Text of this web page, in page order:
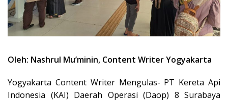
Oleh: Nashrul Mu’minin, Content Writer Yogyakarta
Yogyakarta Content Writer Mengulas- PT Kereta Api
Indonesia (KAI) Daerah Operasi (Daop) 8 Surabaya